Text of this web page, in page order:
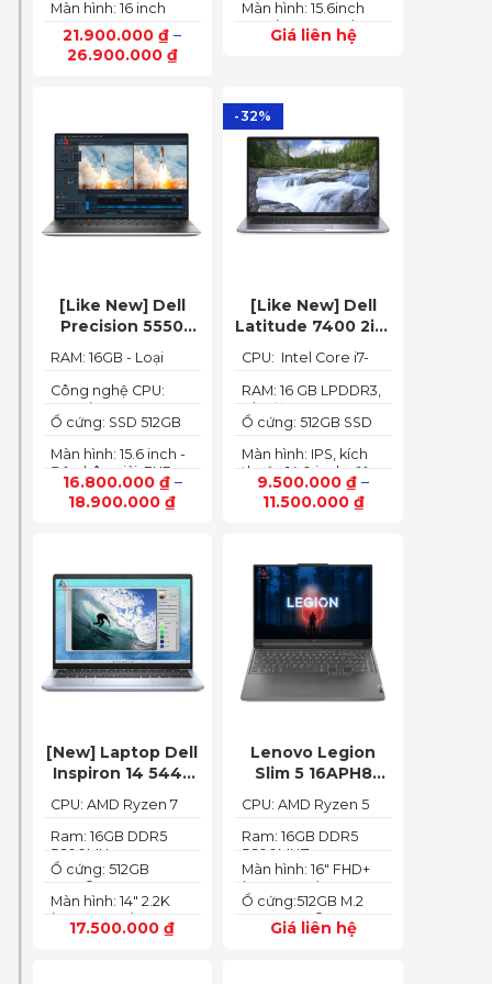
165Hz)
21.900.000₫ –
26.900.000 ₫
Màn hình: 16 inch
SlimBezel, sRGB
100%, Acer
6GB (140W)
Giá liên hệ
Màn hình: 15.6inch
FHD (1920x1080) IPS
300nits Anti-glare,
up to 4.40GHz, 12MB
Cache)
[Like New] Dell
Precision 5550
(Core i7-10850H,
RAM 16GB, SSD
512GB, Nvidia
Quadro T1000 4G,
Màn 15.6” FHD+)
16.800.000 ₫–
18.900.000₫
Màn hình: 15.6 inch -
Độ phân giải: FHD+
(1920 x 1200 px)
Ổ cứng: SSD 512GB
Công nghệ CPU:
Core i7-10750H, 6
nhân, 12 luồng
RAM: 16GB - Loại
-32%
[Like New] Dell
Latitude 7400 2in1
TOUCH – Core i7
8665U | Ram 16G |
SSD 512G | màn
hình 14 inch FHD
Cảm ứng x360
9.500.000₫ –
11.500.000 ₫
Màn hình: IPS, kích
thước 14.0 inch, độ
phân giải Full HD
(1920 x 1080)
Ổ cứng: 512GB SSD
RAM: 16 GB LPDDR3,
tốc độ 2133 MHz
CPU: Intel Core i7-
[New] Laptop Dell
Inspiron 14 5445
(Ram 16GB SSD
512GB AMD
Radeon 780M Màn
14inch 2.2K)
17.500.000₫
Màn hình: 14" 2.2K
(2240X1400)
Ổ cứng: 512GB
PCIe® NVMe™ M.2
SSD
Ram: 16GB DDR5
5600MHz
CPU: AMD Ryzen 7
Lenovo Legion
Slim 5 16APH8
RAM 16GB SSD
512GB RTX 4060
16″ FHD+ 144Hz)
Giá liên hệ
Ổ cứng:512GB M.2
2280 PCIe® 4.0 x4
Màn hình: 16" FHD+
(1920x1200) IPS
Ram: 16GB DDR5
5600MHZ
CPU: AMD Ryzen 5